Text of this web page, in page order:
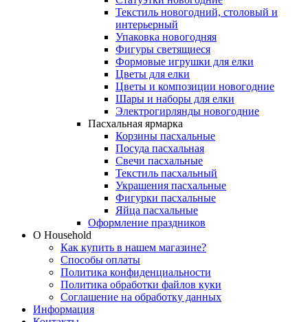
Текстиль новогодний, столовый и
интерьерный
Упаковка новогодняя
Фигуры светящиеся
Формовые игрушки для елки
Цветы для елки
Цветы и композиции новогодние
Шары и наборы для елки
Электрогирлянды новогодние
Пасхальная ярмарка
Корзины пасхальные
Посуда пасхальная
Свечи пасхальные
Текстиль пасхальный
Украшения пасхальные
Фигурки пасхальные
Яйца пасхальные
Оформление праздников
О Household
Как купить в нашем магазине?
Способы оплаты
Политика конфиденциальности
Политика обработки файлов куки
Соглашение на обработку данных
Информация